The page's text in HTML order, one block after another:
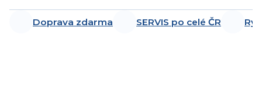
Doprava zdarma SERVIS po celé ČR